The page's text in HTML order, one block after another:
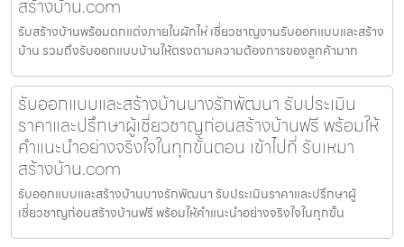
สร้างบ้าน.com
รับสร้างบ้านพร้อมตกแต่งภายในผักไห่ เชี่ยวชาญงานรับออกแบบและสร้าง
บ้าน รวมถึงรับออกแบบบ้านให้ตรงตามความต้องการของลูกค้ามาก
รับออกแบบและสร้างบ้านบางรักพัฒนา รับประเมิน
ราคาและปรึกษาผู้เชี่ยวชาญก่อนสร้างบ้านฟรี พร้อมให้
คำแนะนำอย่างจริงใจในทุกขั้นตอน เข้าไปที่ รับเหมา
สร้างบ้าน.com
รับออกแบบและสร้างบ้านบางรักพัฒนา รับประเมินราคาและปรึกษาผู้
เชี่ยวชาญก่อนสร้างบ้านฟรี พร้อมให้คำแนะนำอย่างจริงใจในทุกขั้น